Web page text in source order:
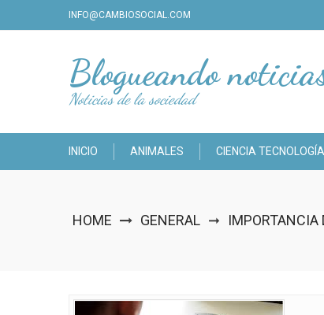
INFO@CAMBIOSOCIAL.COM
Blogueando
Noticias de la sociedad
INICIO ANIMALES CIENCIA TECNOLOGÍA
HOME GENERAL ➞ IMPORTANCIA